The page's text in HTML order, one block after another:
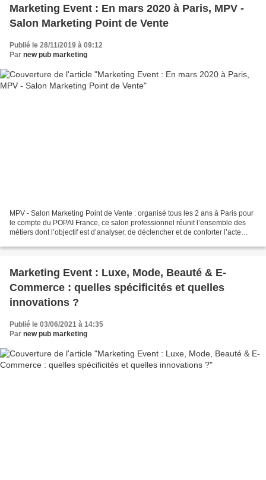
Marketing Event : En mars 2020 à Paris, MPV -
Salon Marketing Point de Vente
Publié le 28/11/2019 à 09:12
Par new pub marketing
MPV - Salon Marketing Point de Vente : organisé tous les 2 ans à Paris pour
le compte du POPAI France, ce salon professionnel réunit l’ensemble des
métiers dont l’objectif est d’analyser, de déclencher et de conforter l’acte
Marketing Event : Luxe, Mode, Beauté & E-
Commerce : quelles spécificités et quelles
innovations ?
Publié le 03/06/2021 à 14:35
Par new pub marketing